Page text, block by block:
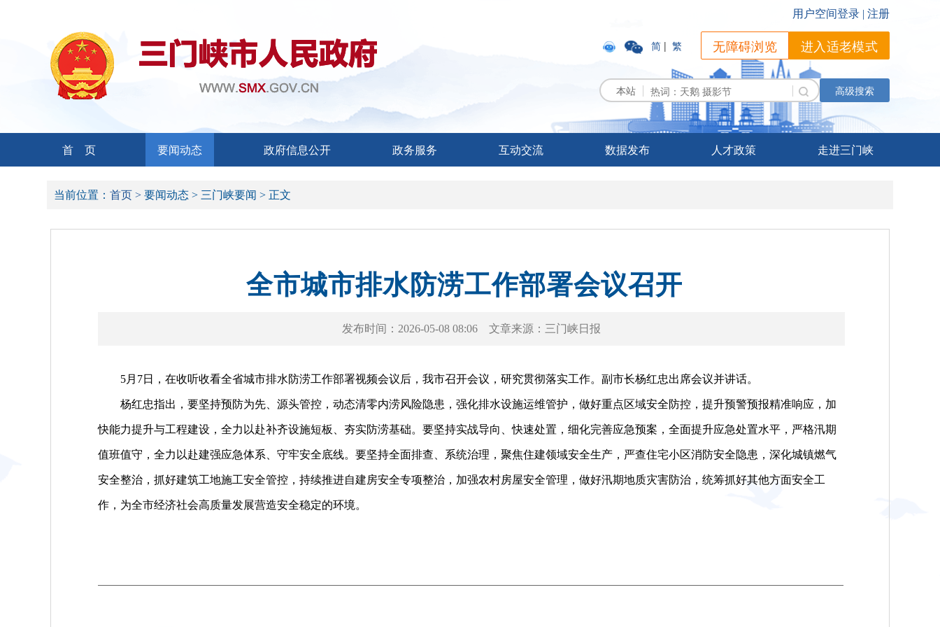
简 | 繁 无障碍浏览 进入适老模式
本站 高级搜索
首 页 要闻动态 政府信息公开 政务服务 互动交流 数据发布 人才政策 走进三门峡
当前位置： 首页 > 要闻动态 > 三门峡要闻 > 正文
全市城市排水防涝工作部署会议召开
发布时间： 2026-05-08 08:06 文章来源： 三门峡日报
5月7日，在收听收看全省城市排水防涝工作部署视频会议后，我市召开会议，研究贯彻落实工作。副市长杨红忠出席会议并讲话。
杨红忠指出，要坚持预防为先、源头管控，动态清零内涝风险隐患，强化排水设施运维管护，做好重点区域安全防控，提升预警预报精准响应，加
快能力提升与工程建设，全力以赴补齐设施短板、夯实防涝基础。要坚持实战导向、快速处置，细化完善应急预案，全面提升应急处置水平，严格汛期
值班值守，全力以赴建强应急体系、守牢安全底线。要坚持全面排查、系统治理，聚焦住建领域安全生产，严查住宅小区消防安全隐患，深化城镇燃气
安全整治，抓好建筑工地施工安全管控，持续推进自建房安全专项整治，加强农村房屋安全管理，做好汛期地质灾害防治，统筹抓好其他方面安全工
作，为全市经济社会高质量发展营造安全稳定的环境。